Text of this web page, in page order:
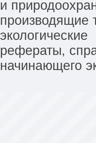
и
производящие
экологические
рефераты,
начинающего